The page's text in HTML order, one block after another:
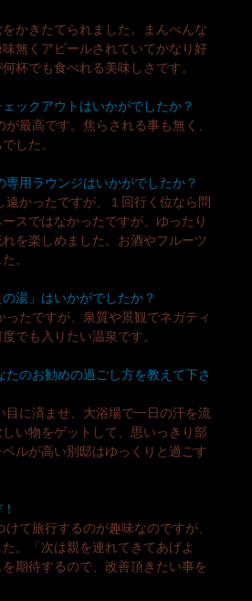
かきたてられました。まんべんな
無くアピールされていてかなり好
杯でも食べれる美味しさです。
ックアウトはいかがでしたか？
最高です。焦らされる事も無く、
した。
専用ラウンジはいかがでしたか？
遠かったですが、１回行く位なら問
スではなかったですが、ゆったり
を楽しめました。お酒やフルーツ
。
湯」はいかがでしたか？
ったですが、泉質や景観でネガティ
でも入りたい温泉です。
たのお勧めの過ごし方を教えて下さ
目に済ませ、大浴場で一日の汗を流
い物をゲットして、思いっきり部
ルが高い別邸はゆっくりと過ごす
て旅行するのが趣味なのですが、
。「次は親を連れてきてあげよ
期待するので、改善頂きたい事を